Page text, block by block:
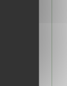
Local
n°2